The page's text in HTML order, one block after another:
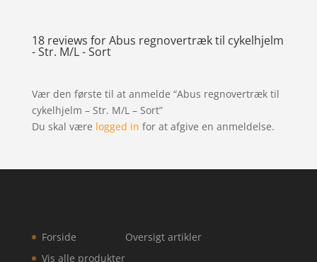
18 reviews forAbus regnovertræk til cykelhjelm
- Str. M/L - Sort
Vær den første til at anmelde “Abus regnovertræk til
cykelhjelm – Str. M/L – Sort”
Du skal være logged in for at afgive en anmeldelse.
Forside
Vis alle produkter
Oversigt artikler